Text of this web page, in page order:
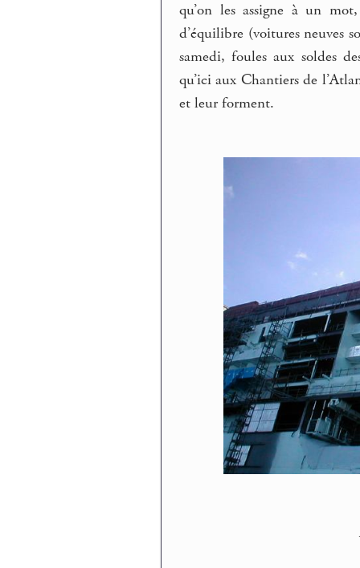
qu’on les assigne à un
d’équilibre (voitures neuves
samedi, foules aux soldes
qu’ici aux Chantiers de
et leur forment.